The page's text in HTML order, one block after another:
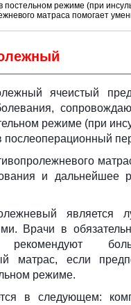
режиме (при
матраса помогает
ячеистый
режиме (при
послеоперационный
и дальнейшее
является
Врачи в
рекомендуют
матрас, если
режиме.
в следующем: